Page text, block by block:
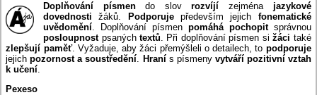
Doplňování písmendo slovrozvíjízejména jazykové
dovednostižáků. Podporujepředevším jejich fonematické
uvědomění. Doplňování písmen pomáhá pochopit správnou
posloupnost psanýchtextů. Při doplňování písmen sižáci také
zlepšují paměť. Vyžaduje, aby žáci přemýšleli o detailech, to podporuje
jejichpozornost a soustředění. Hraní s písmeny vytváří pozitivní vztah
k učení.
Pexeso